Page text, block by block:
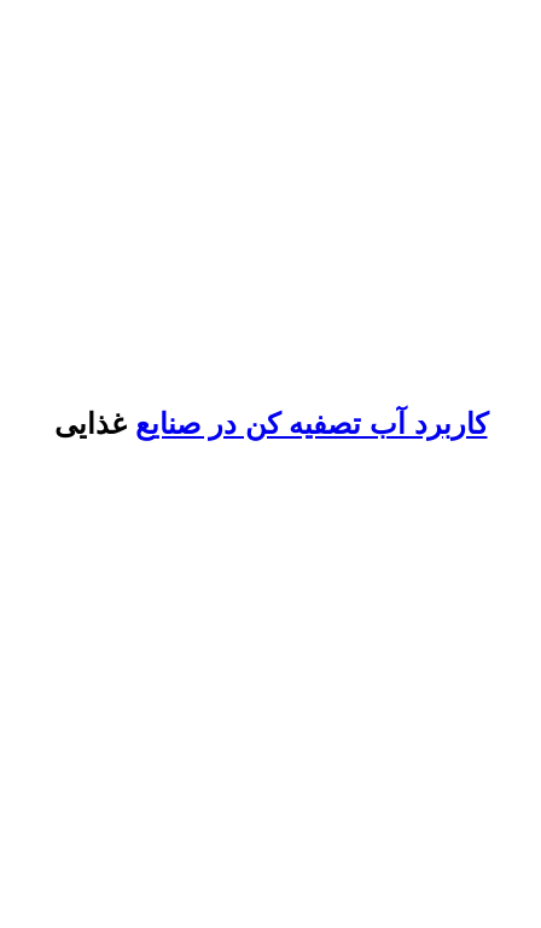
کاربرد آب تصفیه کن در صنایع غذایی